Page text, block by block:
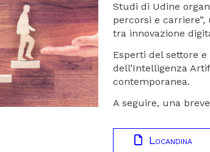
Studi di Udine
percorsi e
tra innovazione
Esperti del settore
dell’Intelligenza
contemporanea.
A seguire, una
Locandina